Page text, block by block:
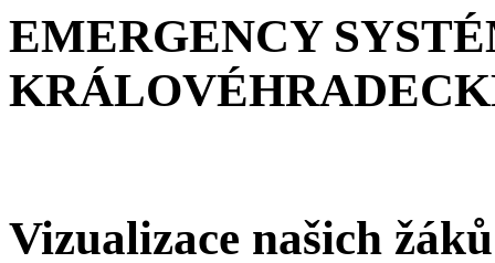
EMERGENCY
Vizualizace našich